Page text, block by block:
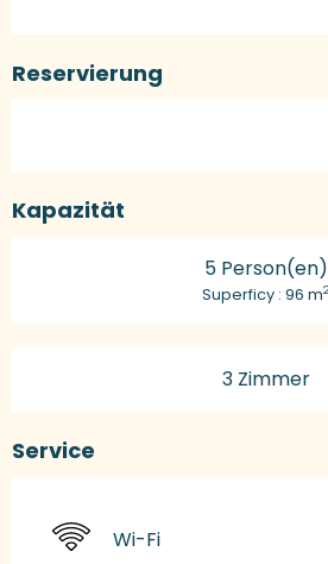
Reservierung
Kapazität
5 Person(en)
Superficy : 96 m
3 Zimmer
Service
Wi-Fi